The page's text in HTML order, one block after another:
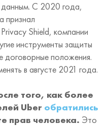
данным. С 2020 года,
признал
Shield, компании
инструменты защиты
договорные положения.
в августе 2021 года.
того, как более
Uber обратились
прав человека. Это